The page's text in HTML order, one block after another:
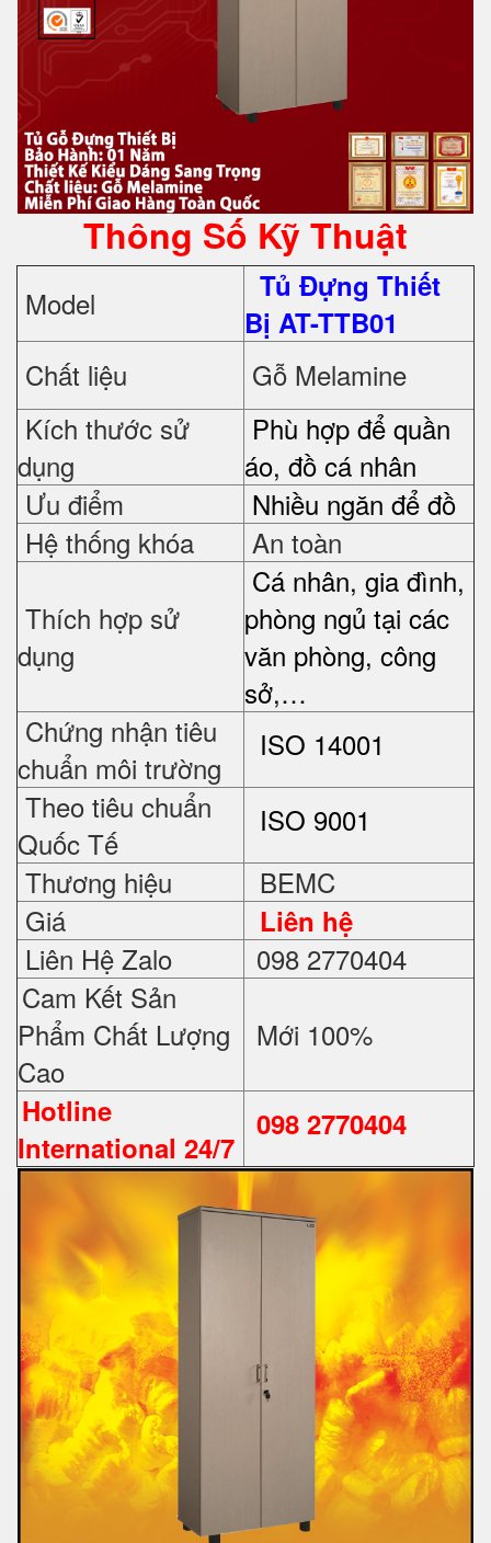
Thông Số Kỹ Thuật
Model
Tủ Đựng Thiết
Bị AT-TTB01
Chất liệu
Gỗ Melamine
Kích thước sử
dụng
Phù hợp để quần
áo, đồ cá nhân
Ưu điểm
Nhiều ngăn để đồ
Hệ thống khóa
An toàn
Thích hợp sử
dụng
Cá nhân, gia đình,
phòng ngủ tại các
văn phòng, công
sở,…
Chứng nhận tiêu
chuẩn môi trường
ISO 14001
Theo tiêu chuẩn
Quốc Tế
ISO 9001
Thương hiệu
BEMC
Giá
Liên hệ
Liên Hệ Zalo
098 2770404
Cam Kết Sản
Phẩm Chất Lượng
Cao
Mới 100%
Hotline
International 24/7
098 2770404